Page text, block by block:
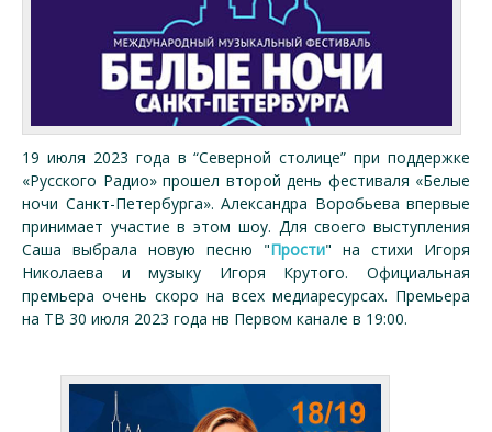
19 июля 2023 года в “Северной столице” при поддержке
«Русского Радио» прошел второй день фестиваля «Белые
ночи Санкт-Петербурга». Александра Воробьева впервые
принимает участие в этом шоу. Для своего выступления
Саша выбрала новую песню "Прости" на стихи Игоря
Николаева и музыку Игоря Крутого. Официальная
премьера очень скоро на всех медиаресурсах. Премьера
на ТВ 30 июля 2023 года нв Первом канале в 19:00.